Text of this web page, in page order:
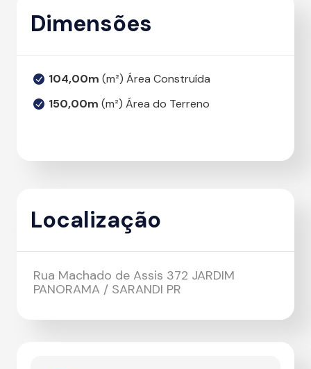
Dimensões
104,00m (m²) Área Construída
150,00m (m²) Área do Terreno
Localização
Rua Machado de Assis 372 JARDIM
PANORAMA / SARANDI PR